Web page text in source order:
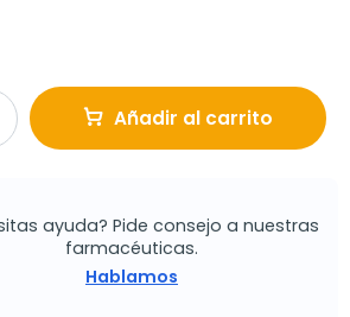
Añadir al carrito
ayuda? Pide consejo a nuestras
farmacéuticas.
Hablamos